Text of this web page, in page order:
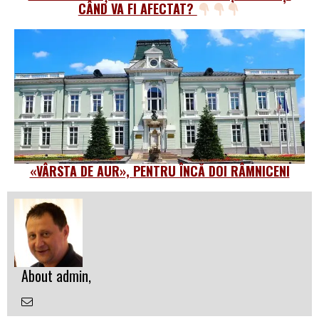
CÂND VA FI AFECTAT?
«VÂRSTA DE AUR», PENTRU ÎNCĂ DOI RÂMNICENI
About admin,
Email